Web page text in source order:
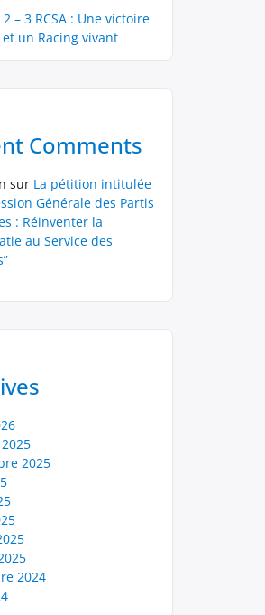
2 – 3 RCSA : Une victoire
un Racing vivant
Comments
sur La pétition intitulée
Générale des Partis
: Réinventer la
au Service des
2025
2024